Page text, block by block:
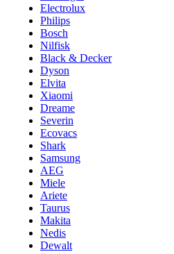
Electrolux
Philips
Bosch
Nilfisk
Black & Decker
Dyson
Elvita
Xiaomi
Dreame
Severin
Ecovacs
Shark
Samsung
AEG
Miele
Ariete
Taurus
Makita
Nedis
Dewalt